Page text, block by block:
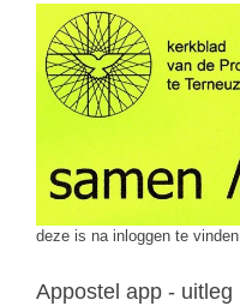
deze is na inloggen te vinden
Appostel app - uitleg